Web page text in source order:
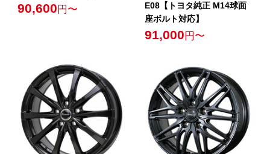
90,600 円〜
E08【トヨタ純正 M14球面
座ボルト対応】
91,000 円〜